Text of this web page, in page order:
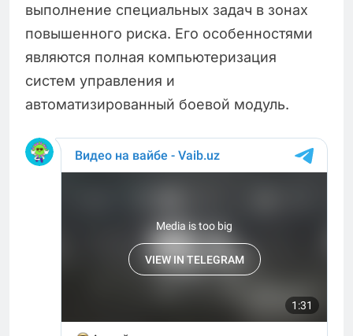
выполнение специальных задач в зонах
повышенного риска. Его особенностями
являются полная компьютеризация
систем управления и
автоматизированный боевой модуль.